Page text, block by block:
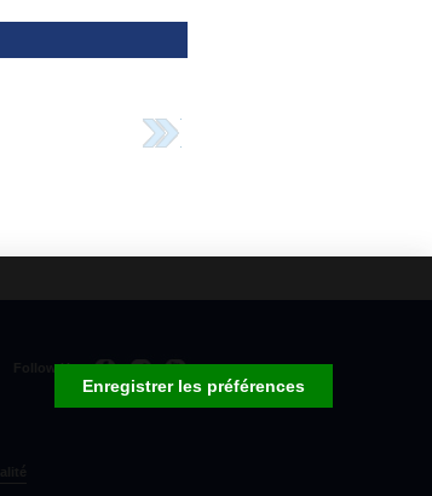
Follow Us
Enregistrer les préférences